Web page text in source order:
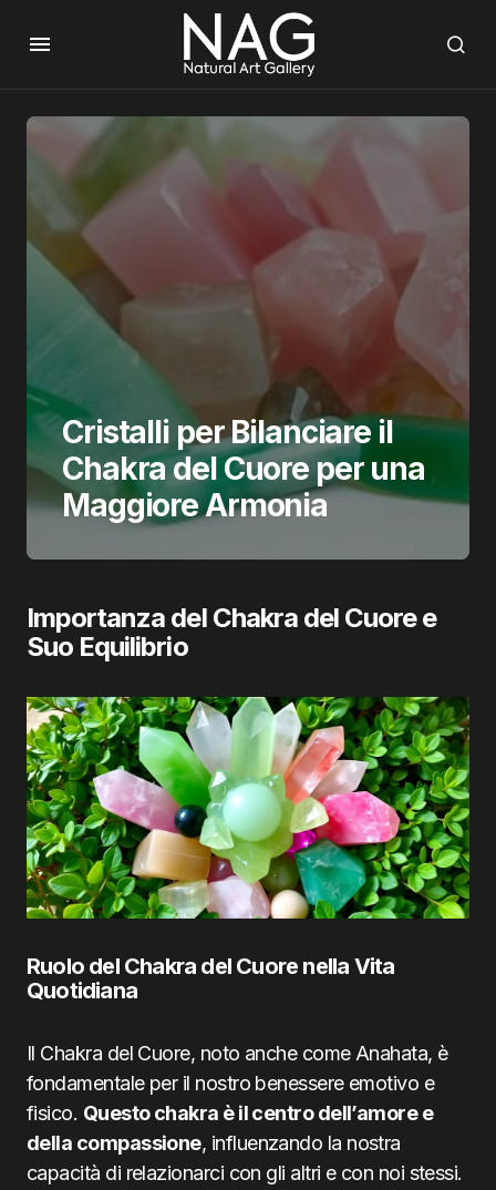
Cristalli per Bilanciare il
Chakra del Cuore per una
Maggiore Armonia
Importanza del Chakra del Cuore e
Suo Equilibrio
Ruolo del Chakra del Cuore nella Vita
Quotidiana
Il Chakra del Cuore, noto anche come Anahata, è
fondamentale per il nostro benessere emotivo e
fisico. Questo chakra è il centro dell’amore e
della compassione, influenzando la nostra
capacità di relazionarci con gli altri e con noi stessi.